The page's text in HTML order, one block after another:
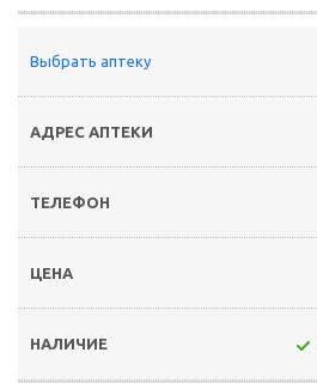
Выбрать аптеку